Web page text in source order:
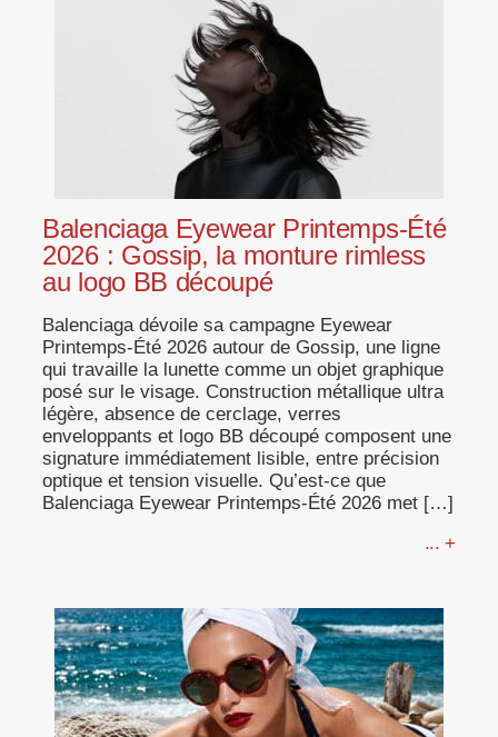
Balenciaga Eyewear Printemps-Été
2026 : Gossip, la monture rimless
au logo BB découpé
Balenciaga dévoile sa campagne Eyewear
Printemps-Été 2026 autour de Gossip, une ligne
qui travaille la lunette comme un objet graphique
posé sur le visage. Construction métallique ultra
légère, absence de cerclage, verres
enveloppants et logo BB découpé composent une
signature immédiatement lisible, entre précision
optique et tension visuelle. Qu’est-ce que
Balenciaga Eyewear Printemps-Été 2026 met […]
... +